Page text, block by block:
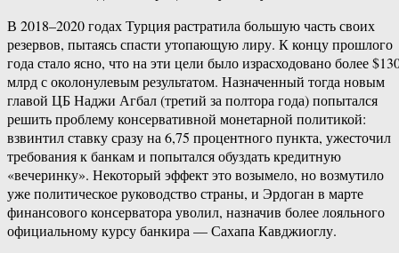
В 2018–2020 годах Турция растратила большую часть своих
резервов, пытаясь спасти утопающую лиру. К концу прошлого
года стало ясно, что на эти цели было израсходовано более
млрд с околонулевым результатом. Назначенный тогда новым
главой ЦБ Наджи Агбал (третий за полтора года) попытался
решить проблему консервативной монетарной политикой:
взвинтил ставку сразу на 6,75 процентного пункта, ужесточил
требования к банкам и попытался обуздать кредитную
«вечеринку». Некоторый эффект это возымело, но возмутило
уже политическое руководство страны, и Эрдоган в марте
финансового консерватора уволил, назначив более лояльного
официальному курсу банкира — Сахапа Кавджиоглу.